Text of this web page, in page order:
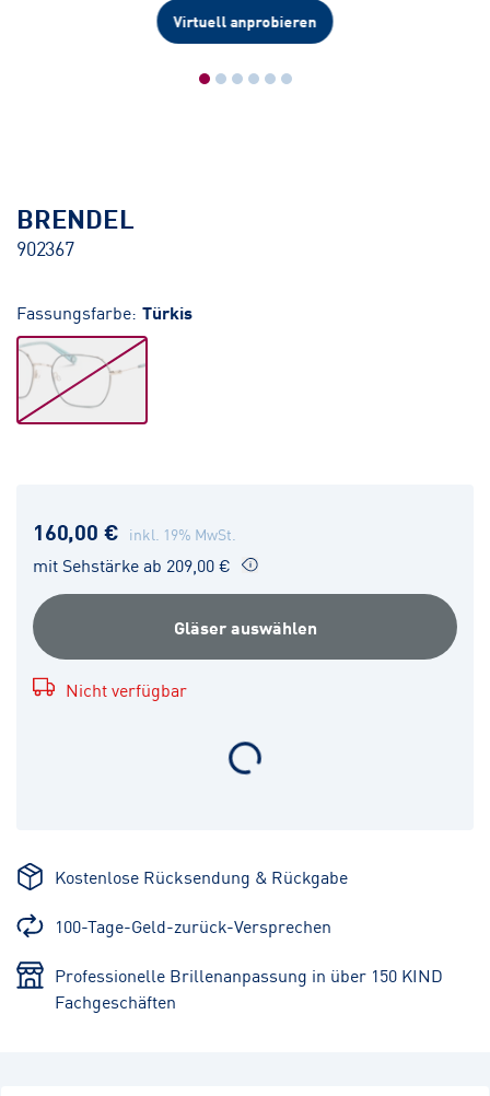
Virtuell anprobieren
BRENDEL
902367
Fassungsfarbe: Türkis
160,00 € inkl. 19% MwSt.
mit Sehstärke ab 209,00 €
Gläser auswählen
Nicht verfügbar
Kostenlose Rücksendung & Rückgabe
100-Tage-Geld-zurück-Versprechen
Professionelle Brillenanpassung in über 150 KIND
Fachgeschäften